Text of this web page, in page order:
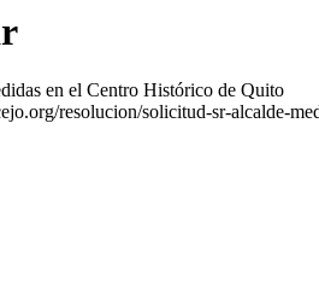
en el Centro Histórico de Quito
resolucion/solicitud-sr-alcalde-